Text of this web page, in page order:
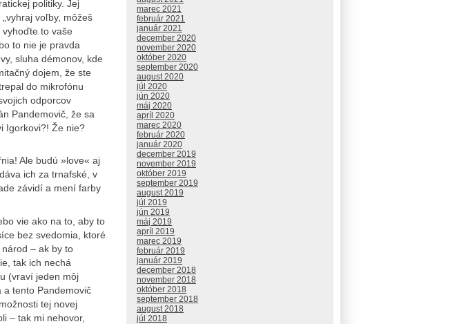
politiky. Jej
voľby, môžeš
to vaše
to nie je pravda
sluha démonov, kde
dojem, že ste
do mikrofónu
odporcov
Pandemovič, že sa
Igorkovi?! Že nie?
Ale budú »love« aj
ich za trnafské, v
závidí a mení farby
vie ako na to, aby to
bez svedomia, ktoré
– ak by to
tak ich nechá
(vraví jeden môj
a tento Pandemovič
tej novej
– tak mi nehovor,
marec 2021
február 2021
január 2021
december 2020
november 2020
október 2020
september 2020
august 2020
júl 2020
jún 2020
máj 2020
apríl 2020
marec 2020
február 2020
január 2020
december 2019
november 2019
október 2019
september 2019
august 2019
júl 2019
jún 2019
máj 2019
apríl 2019
marec 2019
február 2019
január 2019
december 2018
november 2018
október 2018
september 2018
august 2018
júl 2018